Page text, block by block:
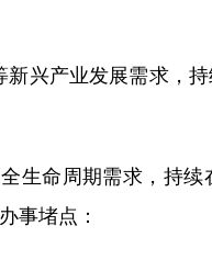
兴产业发展需求，持
命周期需求，持续
事堵点：